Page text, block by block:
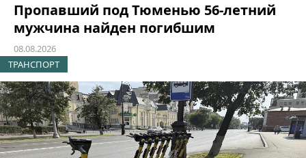
Пропавший под Тюменью 56-летний
мужчина найден погибшим
08.08.2026
ТРАНСПОРТ